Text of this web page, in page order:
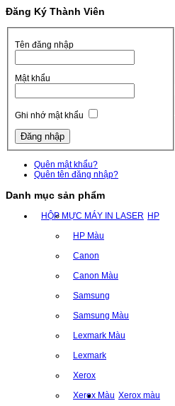
Đăng Ký Thành Viên
Tên đăng nhập
Mật khẩu
Ghi nhớ mật khẩu
Quên mật khẩu?
Quên tên đăng nhập?
Danh mục sản phẩm
HỘP MỰC MÁY IN LASER HP
HP Màu
Canon
Canon Màu
Samsung
Samsung Màu
Lexmark Màu
Lexmark
Xerox
Xerox Màu Xerox màu